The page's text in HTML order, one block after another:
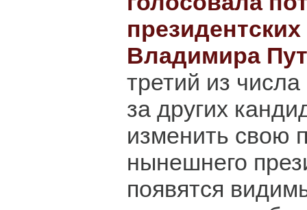
Владимира
третий из
за других
изменить свою
нынешнего
появятся